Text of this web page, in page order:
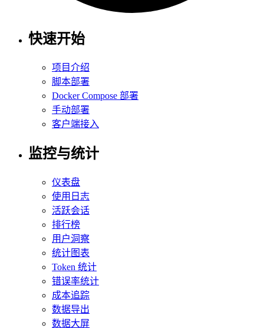
快速开始
项目介绍
脚本部署
Docker Compose 部署
手动部署
客户端接入
监控与统计
仪表盘
使用日志
活跃会话
排行榜
用户洞察
统计图表
Token 统计
错误率统计
成本追踪
数据导出
数据大屏